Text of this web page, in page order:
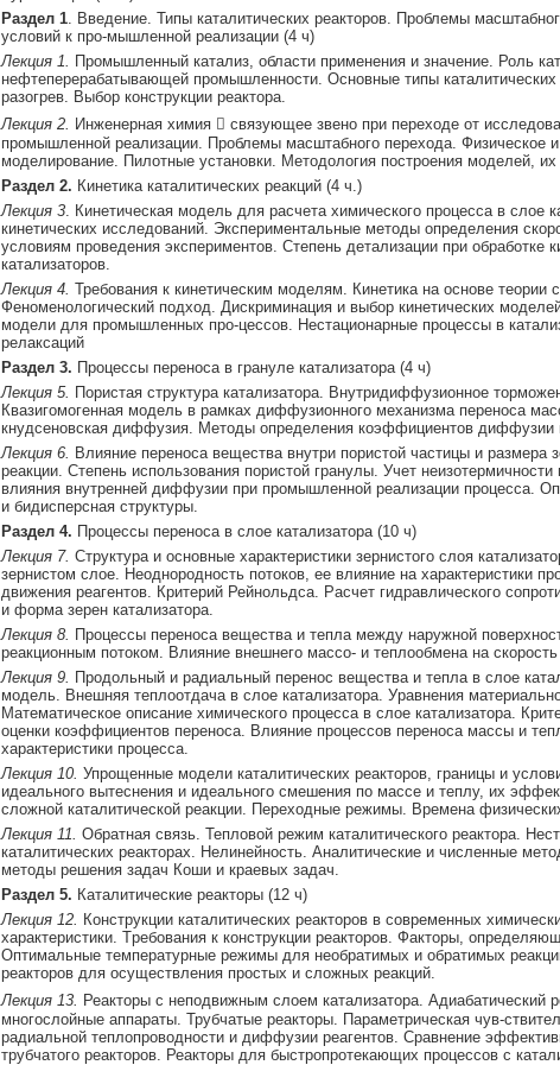
Раздел 1. Введение. Типы каталитических реакторов. Проблемы
условий к про-мышленной реализации (4 ч)
Лекция 1. Промышленный катализ, области применения и значение. Роль
нефтеперерабатывающей промышленности. Основные типы каталитических
разогрев. Выбор конструкции реактора.
Лекция 2. Инженерная химия  связующее звено при переходе от
промышленной реализации. Проблемы масштабного перехода. Физическое
моделиpование. Пилотные установки. Методология построения моделей, их
Раздел 2. Кинетика каталитических реакций (4 ч.)
Лекция 3. Кинетическая модель для расчета химического процесса в слое
кинетических исследований. Экспериментальные методы определения
условиям проведения экспериментов. Степень детализации при обработке
катализаторов.
Лекция 4. Требования к кинетическим моделям. Кинетика на основе теории
Феноменологический подход. Дискриминация и выбор кинетических
модели для промышленных про-цессов. Нестационаpные пpоцессы в
релаксаций
Раздел 3. Процессы переноса в грануле катализатора (4 ч)
Лекция 5. Пористая структура катализатора. Внутридиффузионное
Квазигомогенная модель в рамках диффузионного механизма переноса
кнудсеновская диффузия. Методы определения коэффициентов диффузии
Лекция 6. Влияние переноса вещества внутри пористой частицы и размера
реакции. Степень использования пористой гранулы. Учет
влияния внутренней диффузии при промышленной реализации процесса.
и бидисперсная структуры.
Раздел 4. Процессы переноса в слое катализатора (10 ч)
Лекция 7. Стpуктуpа и основные характеристики зернистого слоя
зернистом слое. Неоднородность потоков, ее влияние на характеристики
движения реагентов. Критерий Рейнольдса. Расчет гидравлического
и фоpма зеpен катализатоpа.
Лекция 8. Процессы переноса вещества и тепла между наружной
реакционным потоком. Влияние внешнего массо- и теплообмена на скорость
Лекция 9. Продольный и радиальный перенос вещества и тепла в слое
модель. Внешняя теплоотдача в слое катализатора. Уpавнения
Математическое описание химического процесса в слое катализатора.
оценки коэффициентов переноса. Влияние процессов переноса массы и
характеристики процесса.
Лекция 10. Упрощенные модели каталитических реакторов, границы и
идеального вытеснения и идеального смешения по массе и теплу, их
сложной каталитической реакции. Переходные режимы. Вpемена
Лекция 11. Обратная связь. Тепловой режим каталитического pеактоpа.
каталитических реакторах. Нелинейность. Аналитические и численные
методы pешения задач Коши и кpаевых задач.
Раздел 5. Каталитические реакторы (12 ч)
Лекция 12. Конструкции каталитических реакторов в современных
характеристики. Тpебования к констpукции pеактоpов. Факторы,
Оптимальные темпеpатуpные pежимы для необpатимых и обpатимых
реакторов для осуществления простых и сложных реакций.
Лекция 13. Реактоpы с неподвижным слоем катализатора. Адиабатический
многослойные аппараты. Трубчатые реакторы. Параметрическая чув-
радиальной теплопроводности и диффузии реагентов. Сравнение
трубчатого реакторов. Реакторы для быстропротекающих процессов с